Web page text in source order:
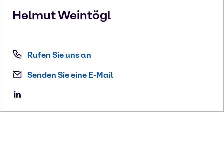
HelmutWeintögl
Rufen Sie uns an
Senden Sie eine E-Mail